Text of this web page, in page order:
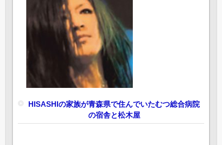
HISASHIの家族が青森県で住んでいたむつ総合病院
の宿舎と松木屋